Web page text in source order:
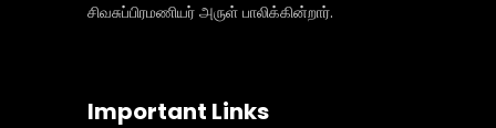
சிவசுப்பிரமணியர் அருள் பாலிக்கின்றார்.
Important Links